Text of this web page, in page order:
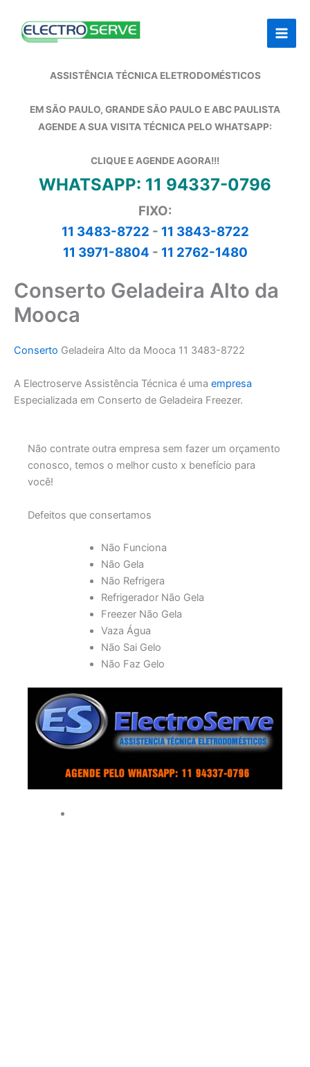
ASSISTÊNCIA TÉCNICA ELETRODOMÉSTICOS
EM SÃO PAULO, GRANDE SÃO PAULO E ABC PAULISTA
AGENDE A SUA VISITA TÉCNICA PELO WHATSAPP:
CLIQUE E AGENDE AGORA!!!
WHATSAPP: 11 94337-0796
FIXO:
11 3483-8722 - 11 3843-8722
11 3971-8804 - 11 2762-1480
Conserto Geladeira Alto da
Mooca
Conserto Geladeira Alto da Mooca 11 3483-8722
A Electroserve Assistência Técnica é uma empresa
Especializada em Conserto de Geladeira Freezer.
Não contrate outra empresa sem fazer um orçamento
conosco, temos o melhor custo x benefício para
você!
Defeitos que consertamos
Não Funciona
Não Gela
Não Refrigera
Refrigerador Não Gela
Freezer Não Gela
Vaza Água
Não Sai Gelo
Não Faz Gelo